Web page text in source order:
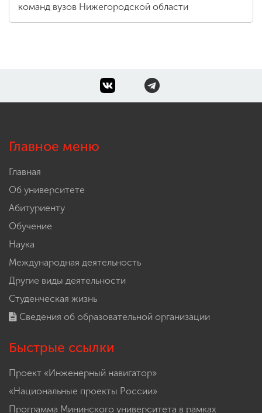
команд вузов Нижегородской области
Главное меню
Главная
Об университете
Абитуриенту
Обучение
Наука
Международная деятельность
Другие виды деятельности
Студенческая жизнь
Сведения об образовательной организации
Быстрые ссылки
Проект «Инженерный навигатор»
«Национальные проекты России»
Программа Мининского университета в рамках